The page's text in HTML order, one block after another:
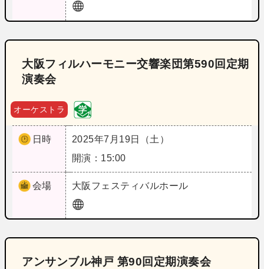
大阪フィルハーモニー交響楽団第590回定期
演奏会
オーケストラ
日時
2025年7月19日（土）
開演：15:00
会場 大阪 フェスティバルホール
アンサンブル神戸 第90回定期演奏会